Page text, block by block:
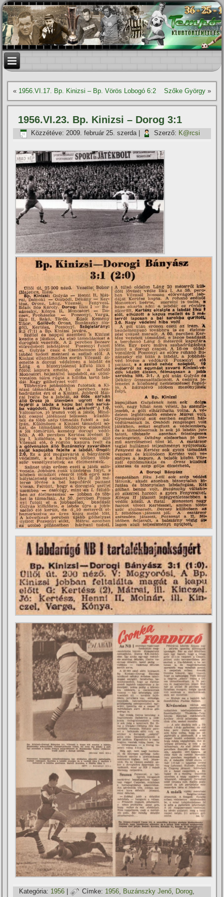
« 1956.VI.17. Bp. Kinizsi – Bp. Vörös Lobogó 6:2 Szőke György»
1956.VI.23. Bp. Kinizsi – Dorog 3:1
Közzétéve: 2009. február 25. szerda| Szerző: K@rcsi
Kategória: 1956 | Címke: 1956, Buzánszky Jenő, Dorog,